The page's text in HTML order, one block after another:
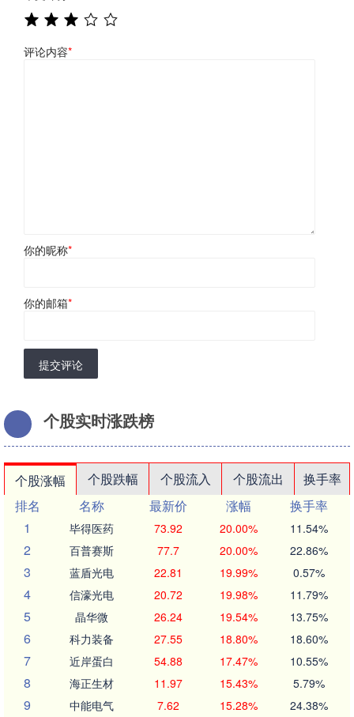
评论内容*
你的昵称*
你的邮箱*
提交评论
个股实时涨跌榜
个股涨幅 个股跌幅 个股流入 个股流出
换手率
排名
名称 最新价 涨幅
换手率
1
毕得医药 73.92 20.00% 11.54%
2 百普赛斯 77.7 20.00% 22.86%
3 蓝盾光电 22.81 19.99% 0.57%
4 信濠光电 20.72 19.98% 11.79%
5 晶华微 26.24 19.54% 13.75%
6 科力装备 27.55 18.80% 18.60%
7 近岸蛋白 54.88 17.47% 10.55%
8 海正生材 11.97 15.43% 5.79%
9 中能电气 7.62 15.28% 24.38%